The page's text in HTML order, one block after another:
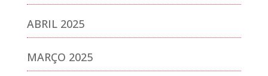
ABRIL 2025
MARÇO 2025